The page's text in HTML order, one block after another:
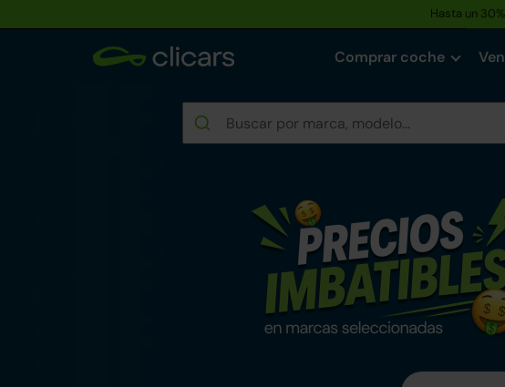
Hasta un
Comprar coche
Rebajas de verano en